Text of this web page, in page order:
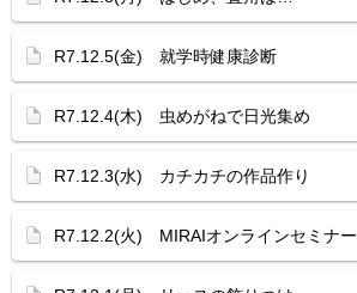
R7.12.5(金) 就学時健康診断
R7.12.4(木) 虫めがねで日光集め
R7.12.3(水) カチカチの作品作り
R7.12.2(火) MIRAIオンラインセミナー